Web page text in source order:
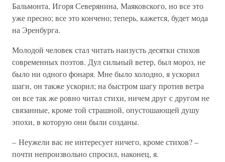
Бальмонта, Игоря Северянина, Маяковского, но все это
уже пресно; все это кончено; теперь, кажется, будет мода
на Эренбурга.
Молодой человек стал читать наизусть десятки стихов
современных поэтов. Дул сильный ветер, был мороз, не
было ни одного фонаря. Мне было холодно, я ускорил
шаги, он также ускорил; на быстром шагу против ветра
он все так же ровно читал стихи, ничем друг с другом не
связанные, кроме той страшной, опустошающей душу
эпохи, в которую они были созданы.
– Неужели вас не интересует ничего, кроме стихов? –
почти непроизвольно спросил, наконец, я.